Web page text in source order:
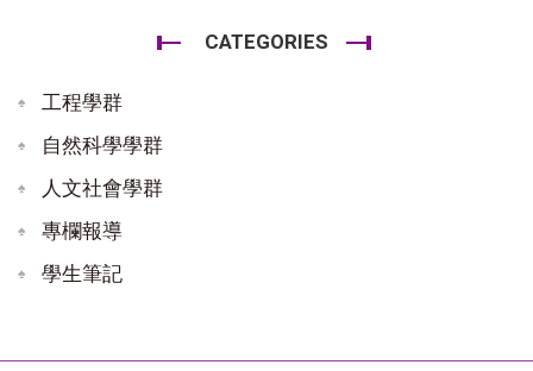
CATEGORIES
工程學群
自然科學學群
人文社會學群
專欄報導
學生筆記